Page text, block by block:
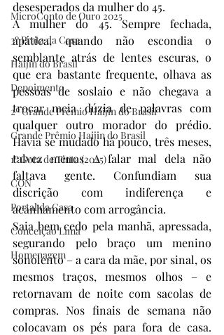
MicroConto de Ouro 2025
3º Prata da Casa
Haijin do Brasil
Depoimento
2º Grande Prêmio Haijin do Brasil
Grande Prêmio Haijin do Brasil
1º Gota de Tinta (2025)
CON
Portal da Casa
Conceição Lima
Homenagem
desesperados da mulher do 45.
A mulher do 45. Sempre fechada,
apática, quando não escondia o
semblante atrás de lentes escuras, o
que era bastante frequente, olhava as
pessoas de soslaio e não chegava a
trocar meia dúzia de palavras com
qualquer outro morador do prédio.
Havia se mudado há pouco, três meses,
talvez menos. A falar mal dela não
faltava gente. Confundiam sua
discrição com indiferença e
acanhamento com arrogância.
Saia bem cedo pela manhã, apressada,
segurando pelo braço um menino
sonolento – a cara da mãe, por sinal, os
mesmos traços, mesmos olhos – e
retornavam de noite com sacolas de
compras. Nos finais de semana não
colocavam os pés para fora de casa.